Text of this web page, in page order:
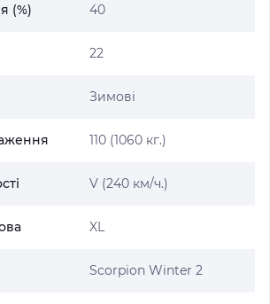
(%) 40
22
Зимові
110 (1060 кг.)
V (240 км/ч.)
XL
Scorpion Winter 2